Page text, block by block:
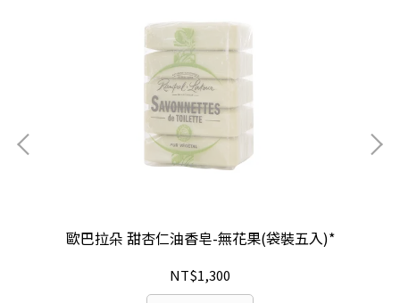
歐巴拉朵 甜杏仁油香皂-無花果(袋裝五入)*
NT$1,300